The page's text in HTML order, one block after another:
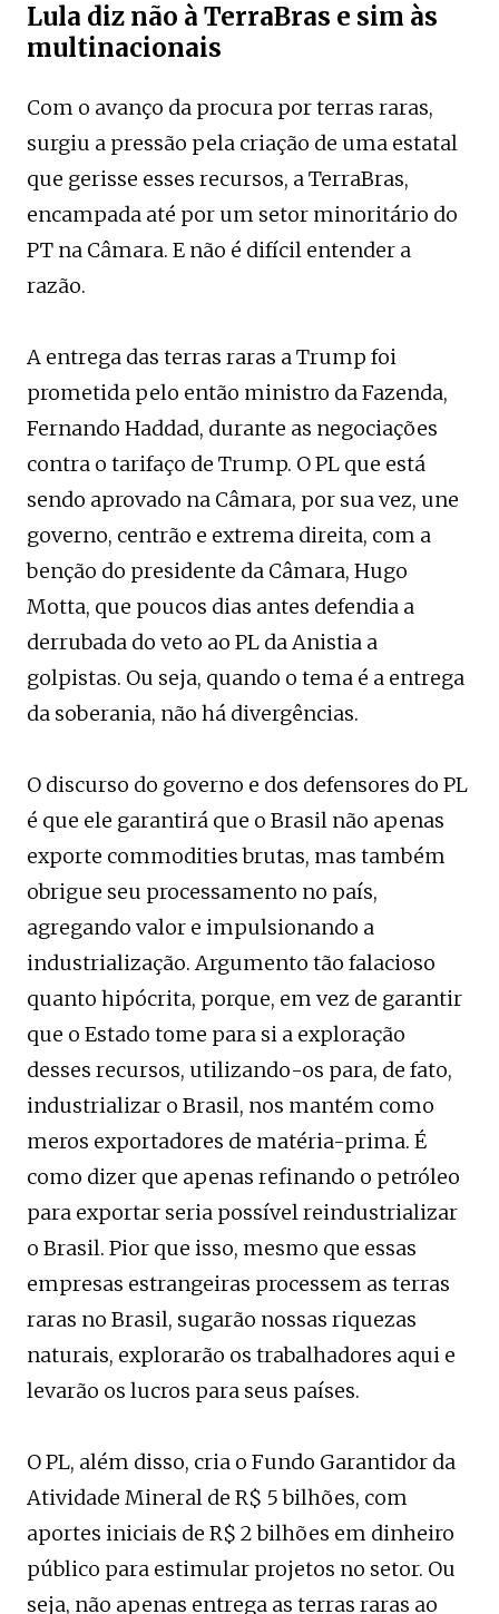
Lula diz não à TerraBras e sim às
multinacionais
Com o avanço da procura por terras raras,
surgiu a pressão pela criação de uma estatal
que gerisse esses recursos, a TerraBras,
encampada até por um setor minoritário do
PT na Câmara. E não é difícil entender a
razão.
A entrega das terras raras a Trump foi
prometida pelo então ministro da Fazenda,
Fernando Haddad, durante as negociações
contra o tarifaço de Trump. O PL que está
sendo aprovado na Câmara, por sua vez, une
governo, centrão e extrema direita, com a
benção do presidente da Câmara, Hugo
Motta, que poucos dias antes defendia a
derrubada do veto ao PL da Anistia a
golpistas. Ou seja, quando o tema é a entrega
da soberania, não há divergências.
O discurso do governo e dos defensores do PL
é que ele garantirá que o Brasil não apenas
exporte commodities brutas, mas também
obrigue seu processamento no país,
agregando valor e impulsionando a
industrialização. Argumento tão falacioso
quanto hipócrita, porque, em vez de garantir
que o Estado tome para si a exploração
desses recursos, utilizando-os para, de fato,
industrializar o Brasil, nos mantém como
meros exportadores de matéria-prima. É
como dizer que apenas refinando o petróleo
para exportar seria possível reindustrializar
o Brasil. Pior que isso, mesmo que essas
empresas estrangeiras processem as terras
raras no Brasil, sugarão nossas riquezas
naturais, explorarão os trabalhadores aqui e
levarão os lucros para seus países.
O PL, além disso, cria o Fundo Garantidor da
Atividade Mineral de R$ 5 bilhões, com
aportes iniciais de R$ 2 bilhões em dinheiro
público para estimular projetos no setor. Ou
seja, não apenas entrega as terras raras ao